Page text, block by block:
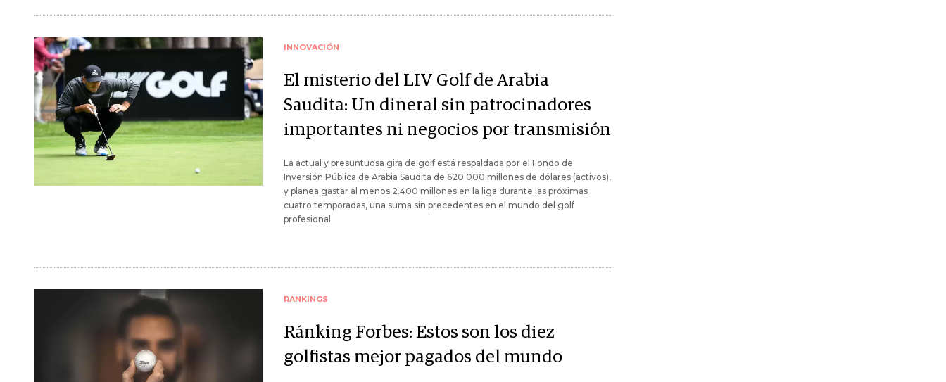
INNOVACIÓN
El misterio del LIV Golf de Arabia
Saudita: Un dineral sin patrocinadores
importantes ni negocios por transmisión
La actual y presuntuosa gira de golf está respaldada por el Fondo de
Inversión Pública de Arabia Saudita de 620.000 millones de dólares (activos),
y planea gastar al menos 2.400 millones en la liga durante las próximas
cuatro temporadas, una suma sin precedentes en el mundo del golf
profesional.
RANKINGS
Ránking Forbes: Estos son los diez
golfistas mejor pagados del mundo